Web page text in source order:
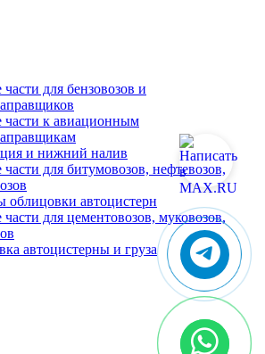
для бензовозов и
части к авиационным
и нижний налив
для битумовозов, нефтевозов,
облицовки автоцистерн
части для цементовозов, муковозов,
автоцистерны и груза